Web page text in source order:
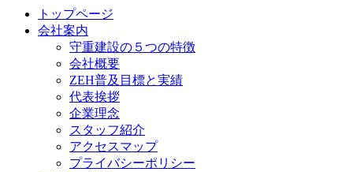
トップページ
会社案内
守重建設の５つの特徴
会社概要
ZEH普及目標と実績
代表挨拶
企業理念
スタッフ紹介
アクセスマップ
プライバシーポリシー